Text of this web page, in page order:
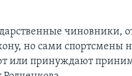
чиновники,
но сами
или принуждают